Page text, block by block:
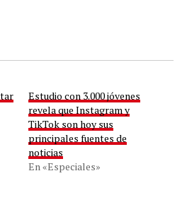
Estudio con 3.000 jóvenes
revela que Instagram y
TikTok son hoy sus
principales fuentes de
noticias
En «Especiales»